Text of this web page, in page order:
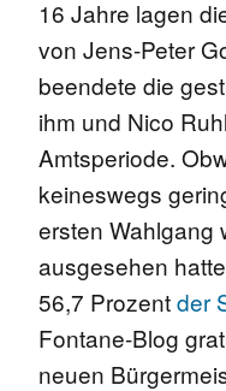
16 Jahre lagen
von Jens-Peter
beendete die
ihm und Nico
Amtsperiode.
keineswegs
ersten Wahlgang
ausgesehen
56,7 Prozentder
Fontane-Blog
neuen